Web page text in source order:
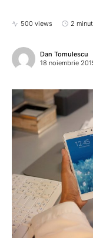
500 views 2
Dan Tomulescu
18 noiembrie